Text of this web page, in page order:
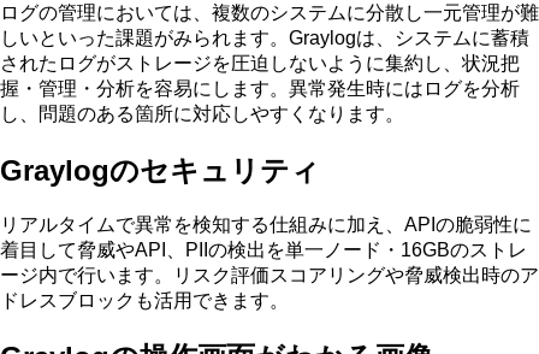
ログの管理においては、複数のシステムに分散し一元管理が難
しいといった課題がみられます。Graylogは、
システムに蓄積
されたログがストレージを圧迫しないように集約し、状況把
握・管理・分析を容易にします。異常発生時にはログを分析
し、問題のある箇所に対応しやすくなります。
Graylogのセキュリティ
リアルタイムで異常を検知する仕組みに加え、 APIの脆弱性に
着目して脅威やAPI、PIIの検出を単一ノード・16GBのストレ
ージ内で行います。リスク評価スコアリングや脅威検出時のア
ドレスブロックも活用できます。